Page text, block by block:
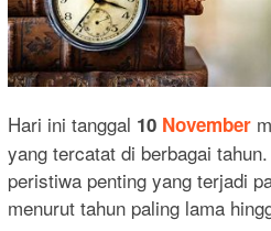
Hari ini tanggal 10 November
yang tercatat di berbagai
peristiwa penting yang terjadi
menurut tahun paling lama